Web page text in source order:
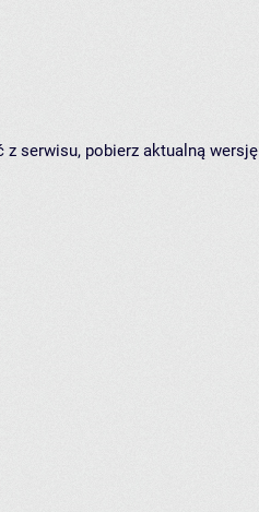
z serwisu, pobierz aktualną wersję